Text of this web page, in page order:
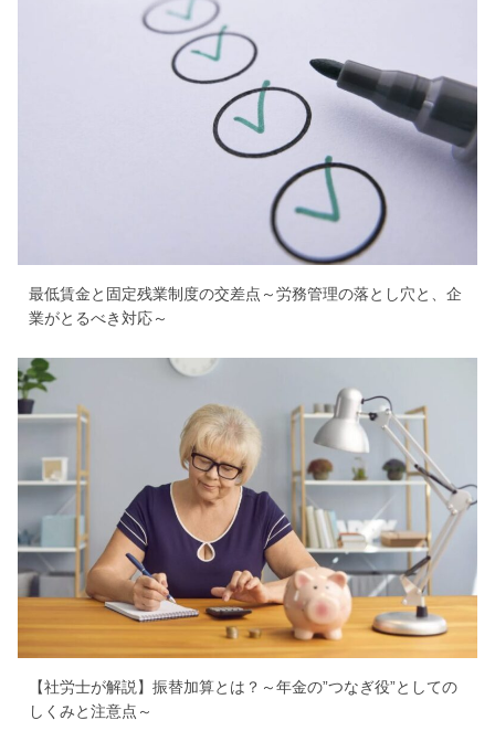
最低賃金と固定残業制度の交差点～労務管理の落とし穴と、企
業がとるべき対応～
【社労士が解説】振替加算とは？～年金の”つなぎ役”としての
しくみと注意点～